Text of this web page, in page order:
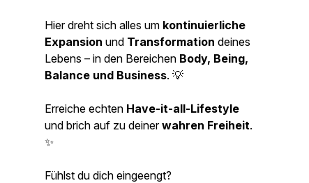
Hier dreht sich alles um kontinuierliche
Expansion und Transformation deines
Lebens – in den Bereichen Body, Being,
Balance und Business. 💡
Erreiche echten Have-it-all-Lifestyle
und brich auf zu deinerwahren Freiheit.
✨
Fühlst du dich eingeengt?